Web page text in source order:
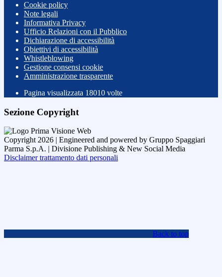
Cookie policy
Note legali
Informativa Privacy
Ufficio Relazioni con il Pubblico
Dichiarazione di accessibilità
Obiettivi di accessibilità
Whistleblowing
Gestione consensi cookie
Amministrazione trasparente
Pagina visualizzata 18010 volte
Sezione Copyright
Copyright 2026 | Engineered and powered by Gruppo Spaggiari
Parma S.p.A. | Divisione Publishing & New Social Media
Disclaimer trattamento dati personali
Back to top